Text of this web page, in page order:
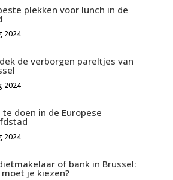
plekken voor lunch in de
2024
de verborgen pareltjes van
2024
te doen in de Europese
2024
of bank in Brussel:
je kiezen?